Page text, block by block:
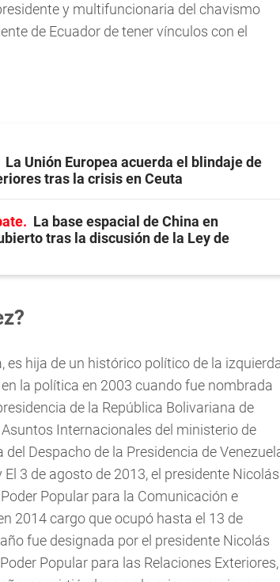
y multifuncionaria del chavismo
de Ecuador de tener vínculos con el
La Unión Europea acuerda el blindaje de
tras la crisis en Ceuta
La base espacial de China en
tras la discusión de la Ley de
es hija de un histórico político de la
la política en 2003 cuando fue nombrada
de la República Bolivariana de
Internacionales del ministerio de
Despacho de la Presidencia de
3 de agosto de 2013, el presidente Nicolás
Popular para la Comunicación e
2014 cargo que ocupó hasta el 13 de
fue designada por el presidente Nicolás
Popular para las Relaciones Exteriores,